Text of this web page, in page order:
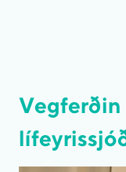
Vegferðin